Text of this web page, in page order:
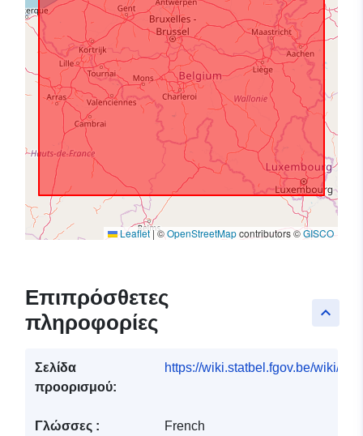
Leaflet|©OpenStreetMapcontributors ©GISCO
keyboard_arrow_up
Επιπρόσθετες
πληροφορίες
Σελίδα
προορισμού:
https://wiki.statbel.fgov.be/wiki/
Γλώσσες :
French